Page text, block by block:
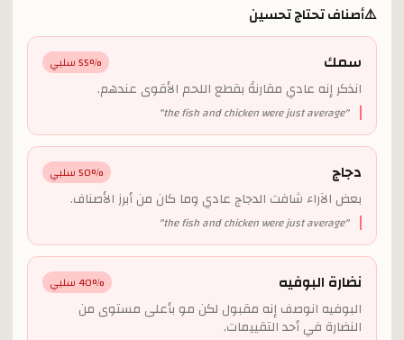
⚠️أصناف تحتاج تحسين
سمك 55% سلبي
انذكر إنه عادي مقارنةً بقطع اللحم الأقوى عندهم.
"
the fish and chicken were just average
"
دجاج 50% سلبي
بعض الآراء شافت الدجاج عادي وما كان من أبرز الأصناف.
"
the fish and chicken were just average
"
نضارة البوفيه 40% سلبي
البوفيه انوصف إنه مقبول لكن مو بأعلى مستوى من
النضارة في أحد التقييمات.